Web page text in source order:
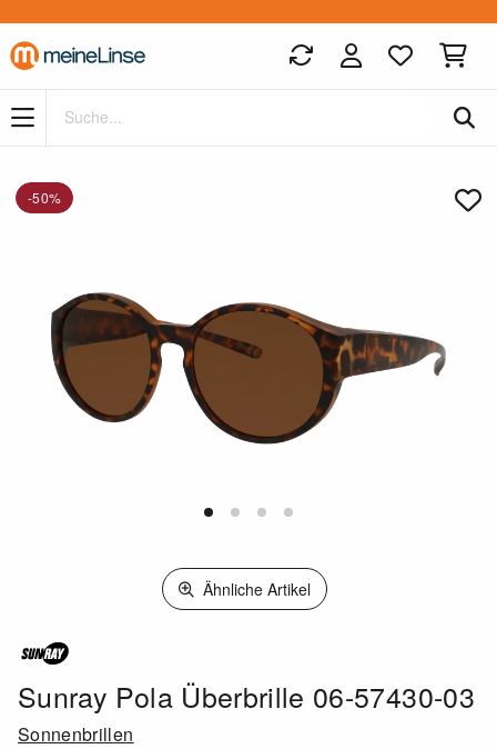
Zum Hauptinhalt springen
-50%
Ähnliche Artikel
Sunray Pola Überbrille 06-57430-03
Sonnenbrillen